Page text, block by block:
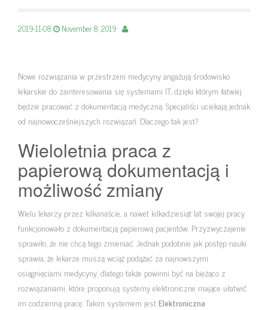
2019-11-08 November 8, 2019
Nowe rozwiązania w przestrzeni medycyny angażują środowisko
lekarskie do zainteresowania się systemami IT, dzięki którym łatwiej
będzie pracować z dokumentacją medyczną. Specjaliści uciekają jednak
od najnowocześniejszych rozwiązań. Dlaczego tak jest?
Wieloletnia praca z
papierową dokumentacją i
możliwość zmiany
Wielu lekarzy przez kilkanaście, a nawet kilkadziesiąt lat swojej pracy
funkcjonowało z dokumentacją papierową pacjentów. Przyzwyczajenie
sprawiło, że nie chcą tego zmieniać. Jednak podobnie jak postęp nauki
sprawia, że lekarze muszą wciąż podążać za najnowszymi
osiągnięciami medycyny, dlatego także powinni być na bieżąco z
rozwiązaniami, które proponują systemy elektroniczne mające ułatwić
im codzienną pracę. Takim systemem jestElektroniczna